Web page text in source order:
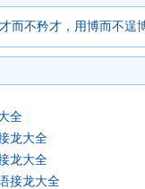
而不矜才，用博而不
全
龙大全
龙大全
接龙大全